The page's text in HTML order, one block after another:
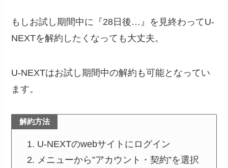
もしお試し期間中に『28日後…』を見終わってU-
NEXTを解約したくなっても大丈夫。
U-NEXTはお試し期間中の解約も可能となってい
ます。
解約方法
U-NEXTのwebサイトにログイン
メニューから”アカウント・契約”を選択